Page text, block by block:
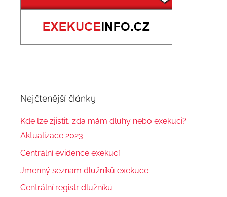
Nejčtenější články
Kde lze zjistit, zda mám dluhy nebo exekuci?
Aktualizace 2023
Centrální evidence exekucí
Jmenný seznam dlužníků exekuce
Centrální registr dlužníků